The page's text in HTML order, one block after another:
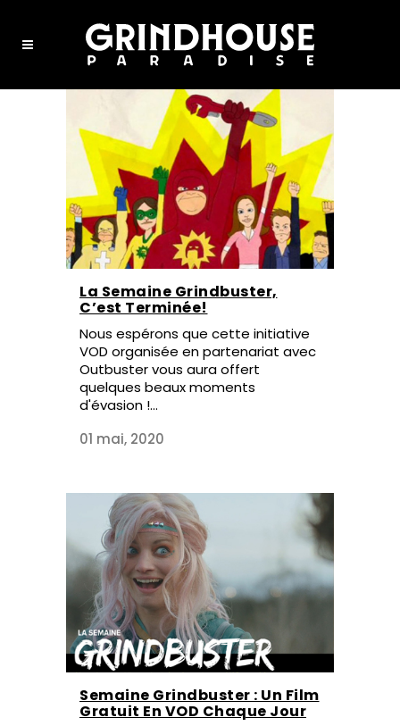
La Semaine Grindbuster,
C’est Terminée!
Nous espérons que cette initiative
VOD organisée en partenariat avec
Outbuster vous aura offert
quelques beaux moments
d'évasion !...
01 mai, 2020
Semaine Grindbuster : Un Film
Gratuit En VOD Chaque Jour